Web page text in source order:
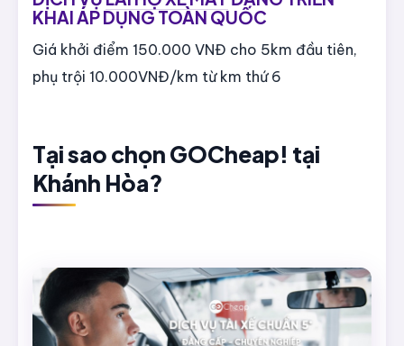
KHAI ÁP DỤNG TOÀN QUỐC
Giá khởi điểm 150.000 VNĐ cho 5km đầu tiên,
phụ trội 10.000VNĐ/km từ km thứ 6
Tại sao chọn GOCheap! tại
Khánh Hòa?